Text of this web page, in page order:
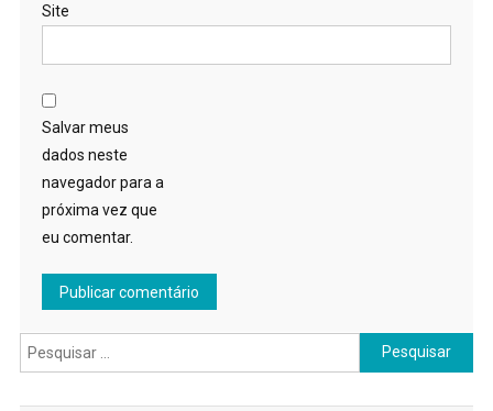
Site
Salvar meus
dados neste
navegador para a
próxima vez que
eu comentar.
Pesquisar
por: